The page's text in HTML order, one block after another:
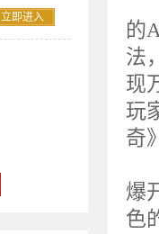
的
法
现
玩
奇
爆
色
立即进入